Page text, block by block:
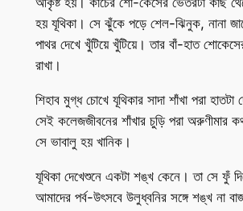
হয় যূথিকা। সে ঝুঁকে পড়ে শেল-ঝিনুক, নানা
পাথর দেখে খুঁটিয়ে খুঁটিয়ে। তার বাঁ-হাত
রাখা।
শিহাব মুগ্ধ চোখে যূথিকার সাদা শাঁখা পরা
সেই কলেজজীবনের শাঁখার চুড়ি পরা অরুণীমার
সে ভাবালু হয় খানিক।
যূথিকা দেখেশুনে একটা শঙ্খ কেনে। তা সে ফুঁ
আমাদের পর্ব-উৎসবে উলুধ্বনির সঙ্গে শঙ্খ না